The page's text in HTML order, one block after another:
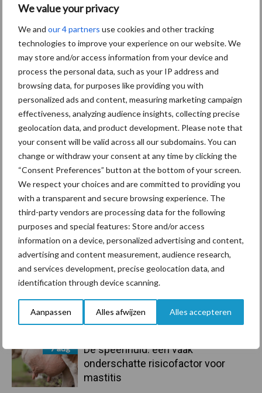
We value your privacy
We and our 4 partners use cookies and other tracking
technologies to improve your experience on our website. We
may store and/or access information from your device and
process the personal data, such as your IP address and
browsing data, for purposes like providing you with
personalized ads and content, measuring marketing campaign
effectiveness, analyzing audience insights, collecting precise
geolocation data, and product development. Please note that
your consent will be valid across all our subdomains. You can
change or withdraw your consent at any time by clicking the
“Consent Preferences” button at the bottom of your screen.
We respect your choices and are committed to providing you
with a transparent and secure browsing experience. The
third-party vendors are processing data for the following
purposes and special features: Store and/or access
information on a device, personalized advertising and content,
advertising and content measurement, audience research,
and services development, precise geolocation data, and
identification through device scanning.
Aanpassen Alles afwijzen Alles accepteren
Primaire
Sidebar
Recent nieuws Partner nieuws
7 aug
Grondstoffenmarkt blijft grillig:
droogte en geopolitiek houden
handel in de greep
7 aug
De speenhuid: een vaak
onderschatte risicofactor voor
mastitis
Themapagina's
Diergezondheid Bemesting Fokkerij
Mastitis Hittestress
Toon meer